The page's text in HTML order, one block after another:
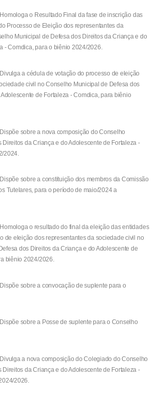
Homologa o Resultado Final da fase de inscrição das
Processo de Eleição dos representantes da
Municipal de Defesa dos Direitos da Criança e do
- Comdica, para o biênio 2024/2026.
a cédula de votação do processo de eleição
civil no Conselho Municipal de Defesa dos
de Fortaleza - Comdica, para biênio
sobre a nova composição do Conselho
da Criança e do Adolescente de Fortaleza -
2024.
sobre a constituição dos membros da Comissão
Tutelares, para o período de maio/2024 a
o resultado do final da eleição das entidades
de eleição dos representantes da sociedade civil no
dos Direitos da Criança e do Adolescente de
biênio 2024/2026.
sobre a convocação de suplente para o
Dispõe sobre a Posse de suplente para o Conselho
a nova composição do Colegiado do Conselho
Direitos da Criança e do Adolescente de Fortaleza -
2026.